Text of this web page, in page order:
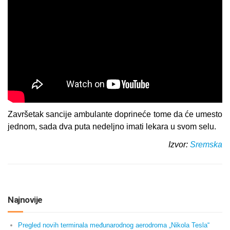
Završetak sancije ambulante doprineće tome da će umesto
jednom, sada dva puta nedeljno imati lekara u svom selu.
Izvor: Sremska
Najnovije
Pregled novih terminala međunarodnog aerodroma „Nikola Tesla“